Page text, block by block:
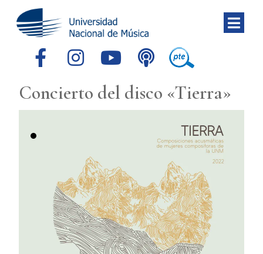
Concierto del disco «Tierra»